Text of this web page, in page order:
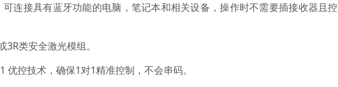
连接具有蓝牙功能的电脑，笔记本和相关设备，操作时不需要插接收器且
类安全激光模组。
控技术，确保1对1精准控制，不会串码。